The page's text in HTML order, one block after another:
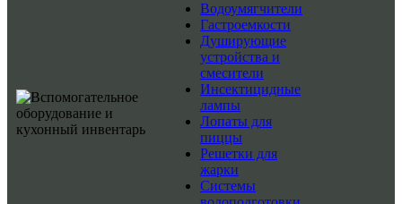
Водоумягчители
Гастроемкости
Душирующие
устройства и
смесители
Инсектицидные
лампы
Лопаты для
пиццы
Решетки для
жарки
Системы